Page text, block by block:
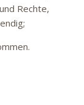
Rechte,